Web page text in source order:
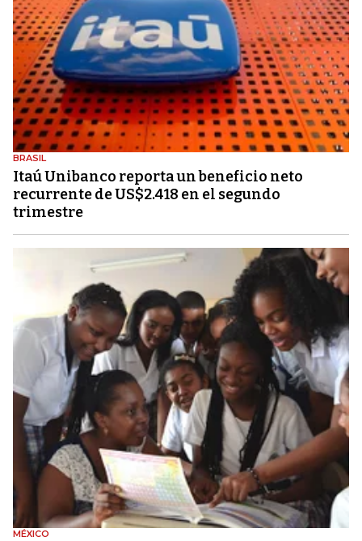
BRASIL
Itaú Unibanco reporta un beneficio neto
recurrente de US$2.418 en el segundo
trimestre
MÉXICO